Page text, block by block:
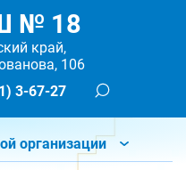
№ 18
край,
106
3-67-27
организации